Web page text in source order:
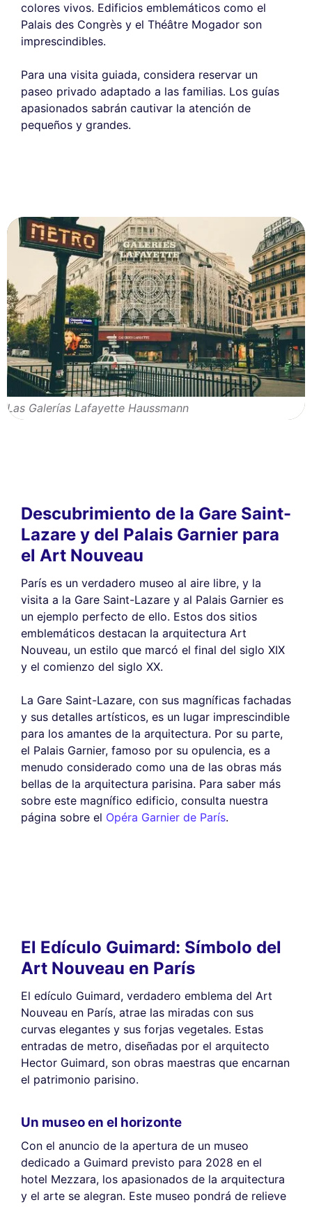
Este sitio web utiliza
cookies
Utilizamos cookies y sus datos personales para mejorar su
experiencia de navegación, medir nuestra audiencia y personalizar los
colores vivos. Edificios emblemáticos como el
Palais des Congrès y el Théâtre Mogador son
imprescindibles.
Para una visita guiada, considera reservar un
paseo privado adaptado a las familias. Los guías
apasionados sabrán cautivar la atención de
pequeños y grandes.
Las Galerías Lafayette Haussmann
Descubrimiento de la Gare Saint-
Lazare y del Palais Garnier para
el Art Nouveau
París es un verdadero museo al aire libre, y la
visita a la Gare Saint-Lazare y al Palais Garnier es
un ejemplo perfecto de ello. Estos dos sitios
emblemáticos destacan la arquitectura Art
Nouveau, un estilo que marcó el final del siglo XIX
y el comienzo del siglo XX.
La Gare Saint-Lazare, con sus magníficas fachadas
y sus detalles artísticos, es un lugar imprescindible
para los amantes de la arquitectura. Por su parte,
el Palais Garnier, famoso por su opulencia, es a
menudo considerado como una de las obras más
bellas de la arquitectura parisina. Para saber más
sobre este magnífico edificio, consulta nuestra
página sobre el Opéra Garnier de París.
El Edículo Guimard: Símbolo del
Art Nouveau en París
El edículo Guimard, verdadero emblema del Art
Nouveau en París, atrae las miradas con sus
curvas elegantes y sus forjas vegetales. Estas
entradas de metro, diseñadas por el arquitecto
Hector Guimard, son obras maestras que encarnan
el patrimonio parisino.
Un museo en el horizonte
Con el anuncio de la apertura de un museo
dedicado a Guimard previsto para 2028 en el
hotel Mezzara, los apasionados de la arquitectura
y el arte se alegran. Este museo pondrá de relieve